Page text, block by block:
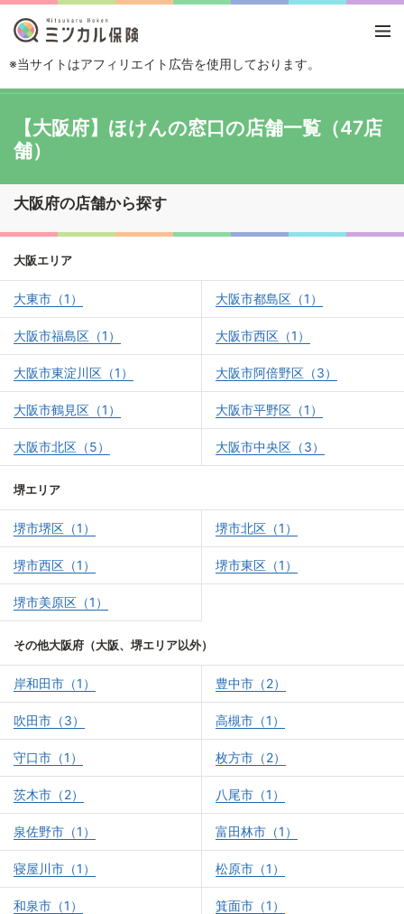
※当サイトはアフィリエイト広告を使用しております。
ほけんの窓口の店舗一覧
【大阪府】ほけんの窓口の店舗一覧（47店
舗）
大阪府の店舗から探す
大阪エリア
大東市（1） 大阪市都島区（1）
大阪市福島区（1） 大阪市西区（1）
大阪市東淀川区（1） 大阪市阿倍野区（3）
大阪市鶴見区（1） 大阪市平野区（1）
大阪市北区（5） 大阪市中央区（3）
堺エリア
堺市堺区（1） 堺市北区（1）
堺市西区（1） 堺市東区（1）
堺市美原区（1）
その他大阪府（大阪、堺エリア以外）
岸和田市（1） 豊中市（2）
吹田市（3） 高槻市（1）
守口市（1） 枚方市（2）
茨木市（2） 八尾市（1）
泉佐野市（1） 富田林市（1）
寝屋川市（1） 松原市（1）
和泉市（1） 箕面市（1）